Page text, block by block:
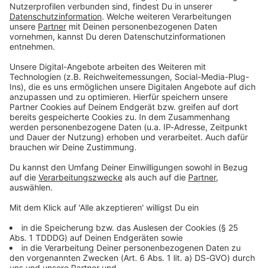
Du möchtest uns etwas sagen?
Studio Hotline
Kontaktformular
Sprachnachricht
© dpa-infocom, dpa:260630-930-307060/1
Bayern